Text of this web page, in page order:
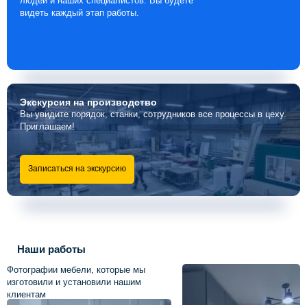
видеть каждый этап работы.
Экскурсияна производство
Вы увидите порядок, станки, сотрудников все процессы в цеху.
Приглашаем!
Записаться на экскурсию
Наши работы
Фотографии мебели, которые мы
изготовили и установили нашим
клиентам